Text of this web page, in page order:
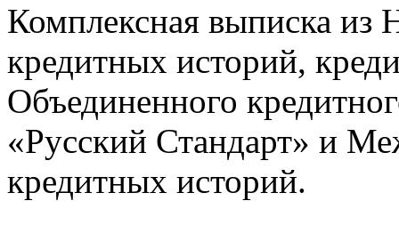
Комплексная выписка из
кредитных историй,
Объединенного
«Русский Стандарт» и
кредитных историй.